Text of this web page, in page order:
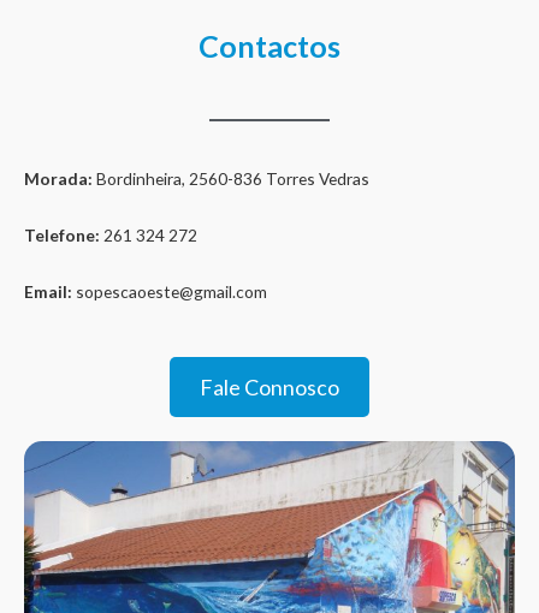
Contactos
Morada: Bordinheira, 2560-836 Torres Vedras
Telefone: 261 324 272
Email: sopescaoeste@gmail.com
Fale Connosco